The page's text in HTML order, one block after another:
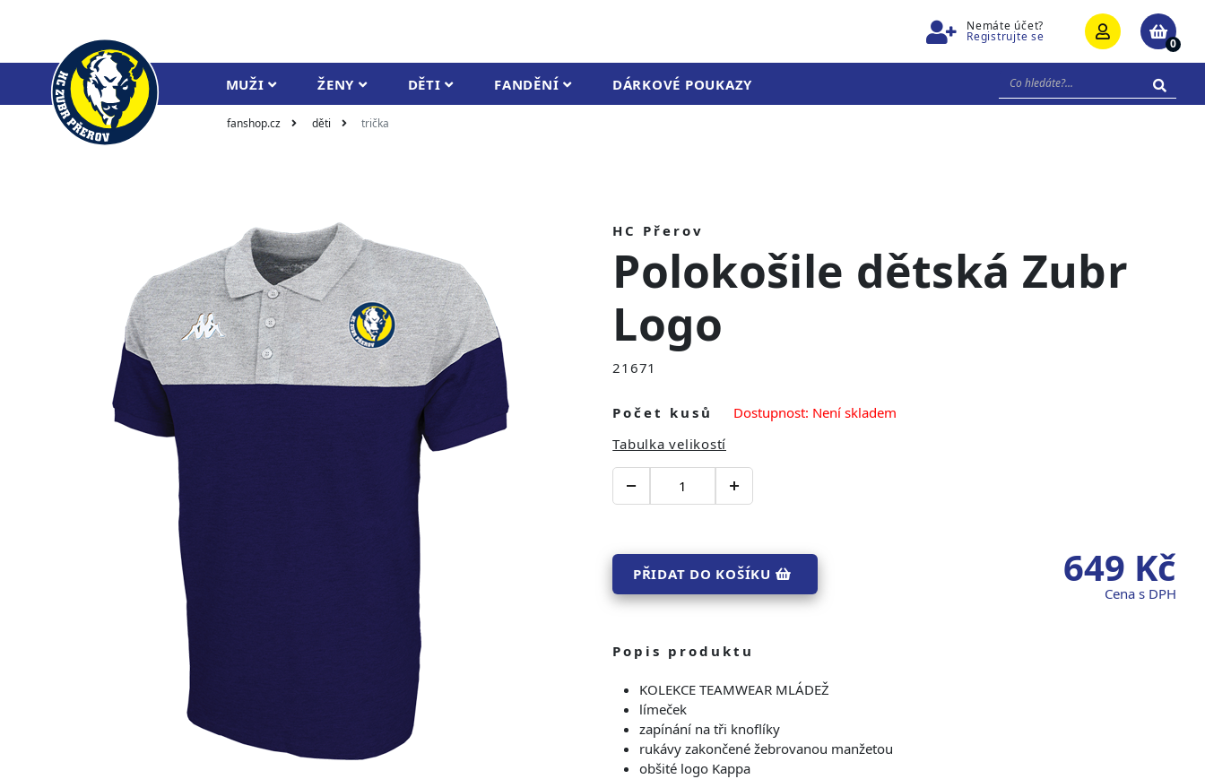
Nemáte účet?
Registrujte se 0
MUŽI ŽENY DĚTI FANDĚNÍ DÁRKOVÉ POUKAZY
fanshop.cz děti trička
HC Přerov
Polokošile dětská Zubr
Logo
21671
Počet kusů
Dostupnost: Není skladem
Tabulka velikostí
PŘIDAT DO KOŠÍKU 649 Kč
Cena s DPH
Popis produktu
KOLEKCE TEAMWEAR MLÁDEŽ
límeček
zapínání na tři knoflíky
rukávy zakončené žebrovanou manžetou
obšité logo Kappa